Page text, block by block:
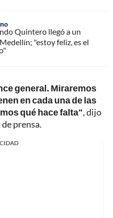
Quintero llegó a un
"estoy feliz, es el
general. Miraremos
en cada una de las
qué hace falta", dijo
prensa.